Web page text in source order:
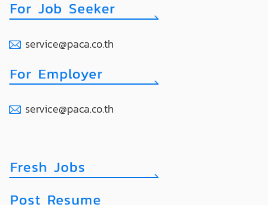
service@paca.co.th
service@paca.co.th